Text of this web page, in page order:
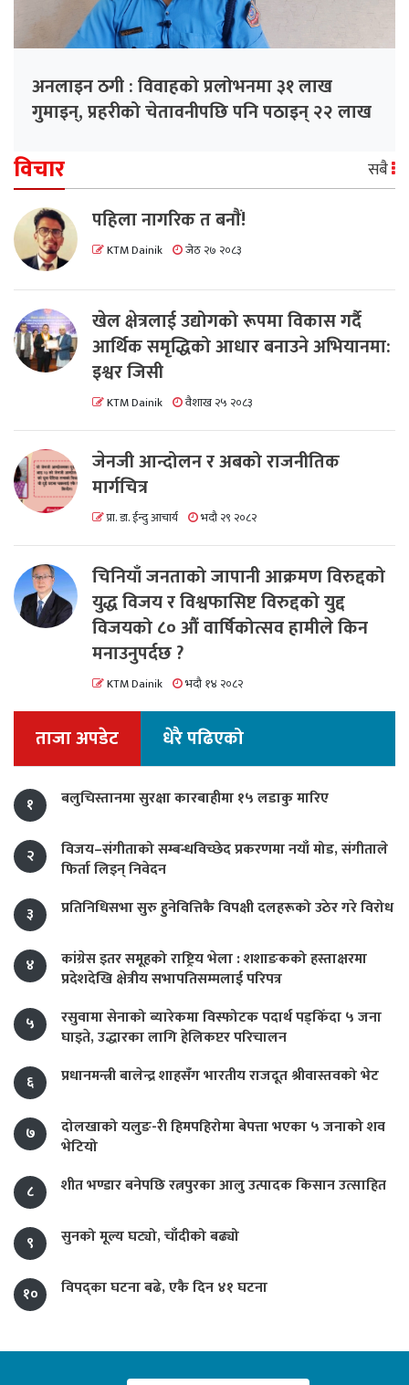
अनलाइन ठगी : विवाहको प्रलोभनमा ३१ लाख
गुमाइन्, प्रहरीको चेतावनीपछि पनि पठाइन् २२ लाख
विचार सबै
पहिला नागरिक त बनाैं!
KTM Dainik जेठ २७ २०८३
खेल क्षेत्रलाई उद्योगको रूपमा विकास गर्दै
आर्थिक समृद्धिको आधार बनाउने अभियानमा:
इश्वर जिसी
KTM Dainik वैशाख २५ २०८३
जेनजी आन्दोलन र अबको राजनीतिक
मार्गचित्र
प्रा. डा. ईन्दु आचार्य भदौ २९ २०८२
चिनियाँ जनताको जापानी आक्रमण विरुद्दको
युद्ध विजय र विश्वफासिष्ट विरुद्दको युद्द
विजयको ८० औं वार्षिकोत्सव हामीले किन
मनाउनुपर्दछ ?
KTM Dainik भदौ १४ २०८२
ताजा अपडेट धेरै पढिएको
१ बलुचिस्तानमा सुरक्षा कारबाहीमा १५ लडाकु मारिए
२
विजय–संगीताको सम्बन्धविच्छेद प्रकरणमा नयाँ मोड, संगीता‍ले
फिर्ता लिइन् निवेदन
३
प्रतिनिधिसभा सुरु हुनेवित्तिकै विपक्षी दलहरूको उठेर गरे विरोध
४
कांग्रेस इतर समूहको राष्ट्रिय भेला : शशाङकको हस्ताक्षरमा
प्रदेशदेखि क्षेत्रीय सभापतिसम्मलाई परिपत्र
५
रसुवामा सेनाको ब्यारेकमा विस्फोटक पदार्थ पड्किँदा ५ जना
घाइते, उद्धारका लागि हेलिकप्टर परिचालन
६
प्रधानमन्त्री बालेन्द्र शाहसँग भारतीय राजदूत श्रीवास्तवको भेट
७
दोलखाको यलुङ-री हिमपहिरोमा बेपत्ता भएका ५ जनाको शव
भेटियो
८
शीत भण्डार बनेपछि रत्नपुरका आलु उत्पादक किसान उत्साहित
९ सुनको मूल्य घट्यो, चाँदीको बढ्यो
१० विपद्का घटना बढे, एकै दिन ४१ घटना